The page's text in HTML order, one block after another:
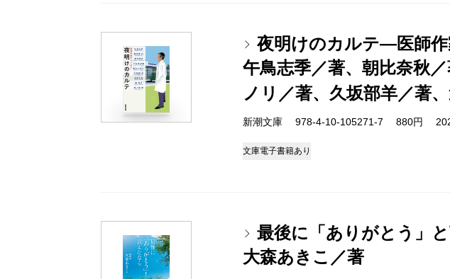
夜明けのカルテ―医師
午鳥志季／著、朝比奈秋
ノリ／著、久坂部羊／著
新潮文庫 978-4-10-105271-7 880円
文庫電子書籍あり
最後に「ありがとう」
大森あきこ／著